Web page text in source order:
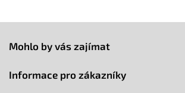
Mohlo by vás zajímat
Informace pro zákazníky